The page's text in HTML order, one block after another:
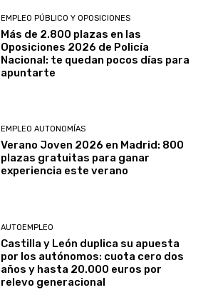
EMPLEO PÚBLICO Y OPOSICIONES
Más de 2.800 plazas en las
Oposiciones 2026 de Policía
Nacional: te quedan pocos días para
apuntarte
EMPLEO AUTONOMÍAS
Verano Joven 2026 en Madrid: 800
plazas gratuitas para ganar
experiencia este verano
AUTOEMPLEO
Castilla y León duplica su apuesta
por los autónomos: cuota cero dos
años y hasta 20.000 euros por
relevo generacional